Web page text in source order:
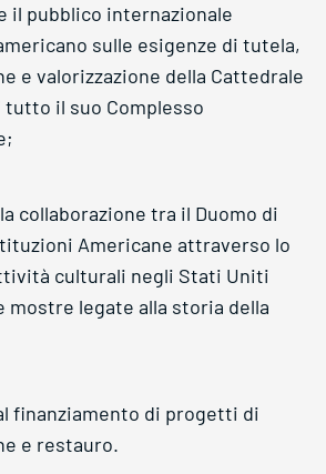
il pubblico internazionale
sulle esigenze di tutela,
e valorizzazione della Cattedrale
tutto il suo Complesso
collaborazione tra il Duomo di
Americane attraverso lo
culturali negli Stati Uniti
mostre legate alla storia della
finanziamento di progetti di
e restauro.